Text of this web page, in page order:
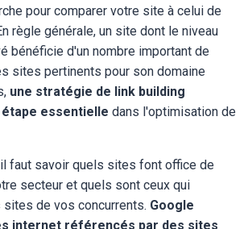
pour comparer votre site à celui de
règle générale, un site dont le niveau
bénéficie d'un nombre important de
sites pertinents pour son domaine
une stratégie de link building
essentielle dans l'optimisation de
il faut savoir quels sites font office de
secteur et quels sont ceux qui
de vos concurrents. Google
internet référencés par des sites